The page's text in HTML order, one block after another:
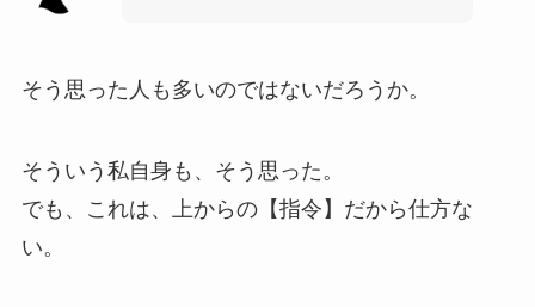
そう思った人も多いのではないだろうか。
そういう私自身も、そう思った。
でも、これは、上からの【指令】だから仕方な
い。